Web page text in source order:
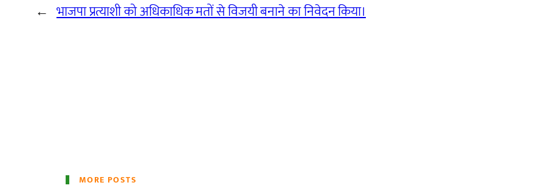
← भाजपा प्रत्याशी को अधिकाधिक मतों से विजयी बनाने का निवेदन किया।
MORE POSTS